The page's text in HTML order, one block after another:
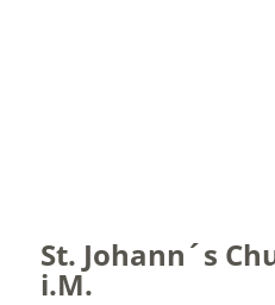
St. Johann´s
i.M.